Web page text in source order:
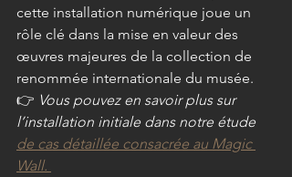
cette installation numérique joue un
rôle clé dans la mise en valeur des
œuvres majeures de la collection de
renommée internationale du musée.
👉 Vous pouvez en savoir plus sur
l’installation initiale dans notre étude
de cas détaillée consacrée au Magic
Wall.